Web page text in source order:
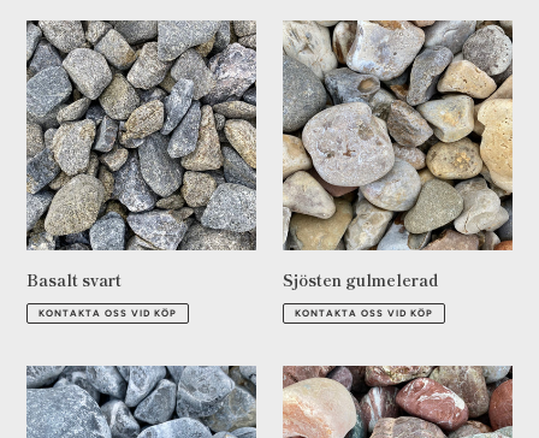
Basalt
svart
Basalt svart
Ordinarie
pris
KONTAKTA OSS VID KÖP
Sjösten
gulmelerad
Sjösten gulmelerad
Ordinarie
pris
KONTAKTA OSS VID KÖP
Black
Stone
River
Red